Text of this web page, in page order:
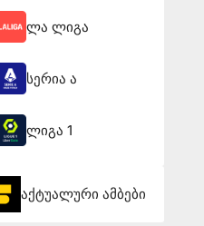
ლა ლიგა
სერია ა
ლიგა 1
აქტუალური ამბები